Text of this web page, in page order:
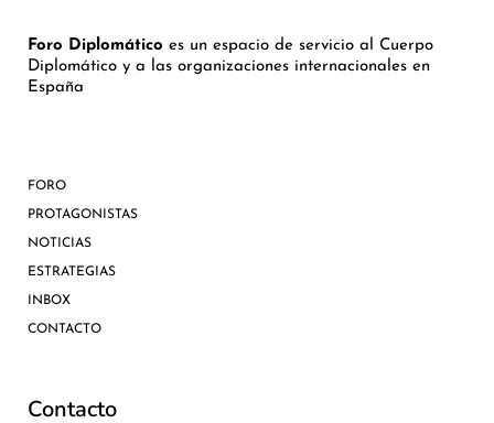
Foro Diplomático es un espacio de servicio al Cuerpo
Diplomático y a las organizaciones internacionales en
España
FORO
PROTAGONISTAS
NOTICIAS
ESTRATEGIAS
INBOX
CONTACTO
Contacto